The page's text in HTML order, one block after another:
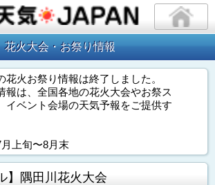
花火大会・お祭り情報
花火お祭り情報は終了しました。
報は、全国各地の花火大会やお祭ス
イベント会場の天気予報をご提供す
上旬〜8月末
】隅田川花火大会